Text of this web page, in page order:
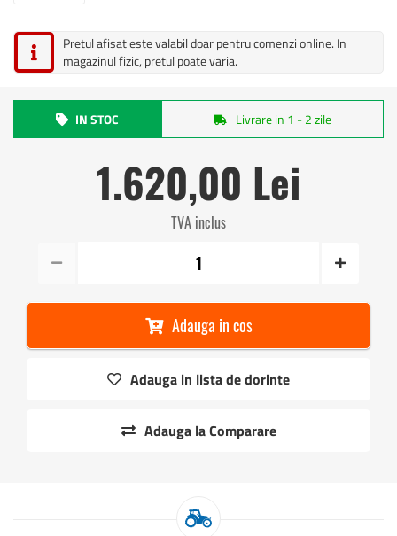
Pretul afisat este valabil doar pentru comenzi online. In
magazinul fizic, pretul poate varia.
IN STOC Livrare in 1 - 2 zile
1.620,00 Lei
TVA inclus
Adauga in cos
Adauga in lista de dorinte
Adauga la Comparare